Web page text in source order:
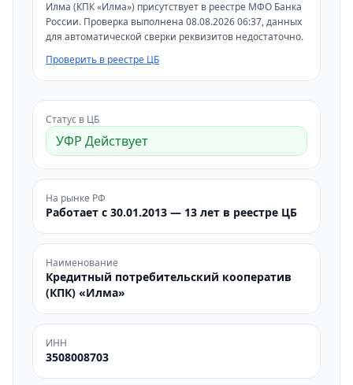
Илма (КПК «Илма») присутствует в реестре МФО Банка
России. Проверка выполнена 08.08.2026 06:37, данных
для автоматической сверки реквизитов недостаточно.
Проверить в реестре ЦБ
Статус в ЦБ
УФР Действует
На рынке РФ
Работает с 30.01.2013 — 13 лет в реестре ЦБ
Наименование
Кредитный потребительский кооператив
(КПК) «Илма»
ИНН
3508008703